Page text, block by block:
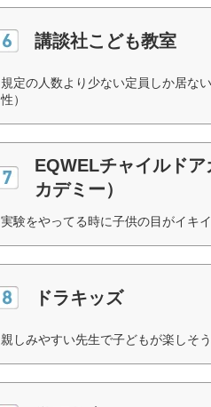
講談社こども教室
規定の人数より少ない定員しか居な
性）
EQWELチャイルド
カデミー）
実験をやってる時に子供の目がイキ
ドラキッズ
親しみやすい先生で子どもが楽しそ